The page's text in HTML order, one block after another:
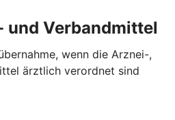
und Verbandmittel
wenn die Arznei-,
ärztlich verordnet sind